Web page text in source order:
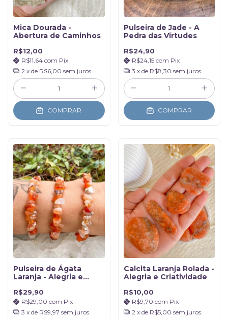
Mica Dourada -
Abertura de Caminhos
R$12,00
R$11,64 com Pix
2 x de R$6,00 sem juros
COMPRAR
Pulseira de Jade - A
Pedra das Virtudes
R$24,90
R$24,15 com Pix
3 x de R$8,30 sem juros
COMPRAR
Pulseira de Ágata
Laranja - Alegria e
R$29,90
R$29,00 com Pix
3 x de R$9,97 sem juros
Calcita Laranja Rolada -
Alegria e Criatividade
R$10,00
R$9,70 com Pix
2 x de R$5,00 sem juros